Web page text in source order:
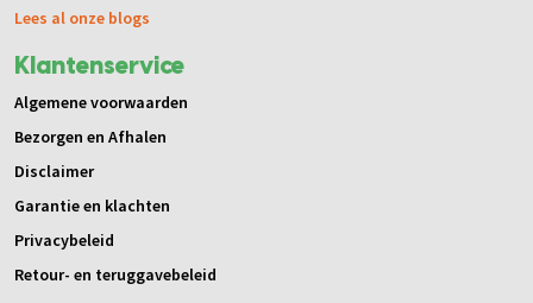
Lees al onze blogs
Klantenservice
Algemene voorwaarden
Bezorgen en Afhalen
Disclaimer
Garantie en klachten
Privacybeleid
Retour- en teruggavebeleid